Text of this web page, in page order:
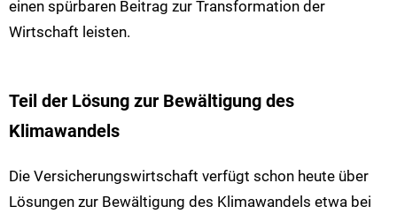
einen spürbaren Beitrag zur Transformation der
Wirtschaft leisten.
Teil der Lösung zur Bewältigung des
Klimawandels
Die Versicherungswirtschaft verfügt schon heute über
Lösungen zur Bewältigung des Klimawandels etwa bei